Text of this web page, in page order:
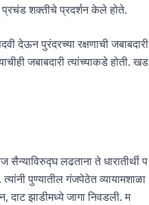
प्रचंड शक्तीचे प्रदर्शन केले होते.
देऊन पुरंदरच्या रक्षणाची जबाबदारी
जबाबदारी त्यांच्याकडे होती. खड
लढताना ते धारातीर्थी प
पुण्यातील गंजपेठेत व्यायामशाळा
दाट झाडीमध्ये जागा निवडली. म